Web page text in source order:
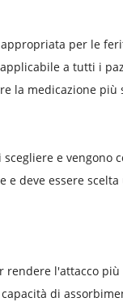
per le
a tutti i
la medicazione
e
e deve essere
l'attacco
di